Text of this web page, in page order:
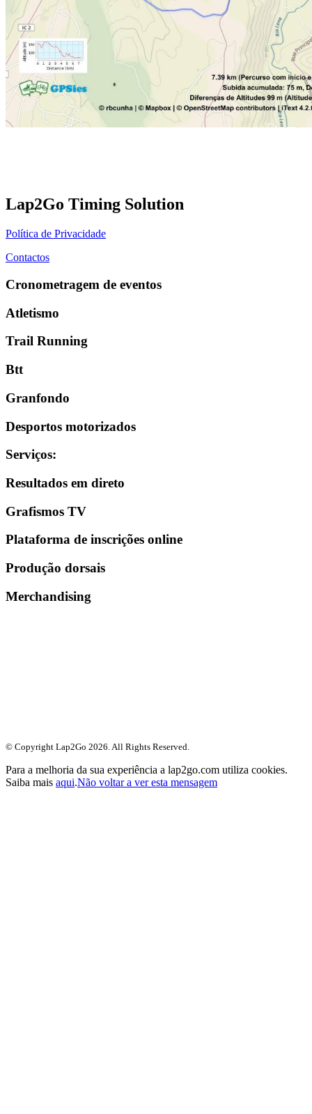
Lap2Go Timing Solution
Política de Privacidade
Contactos
Cronometragem de eventos
Atletismo
Trail Running
Btt
Granfondo
Desportos motorizados
Serviços:
Resultados em direto
Grafismos TV
Plataforma de inscrições online
Produção dorsais
Merchandising
© Copyright Lap2Go 2026 . All Rights Reserved.
Para a melhoria da sua experiência a lap2go.com utiliza cookies.
Saiba mais aqui.Não voltar a ver esta mensagem